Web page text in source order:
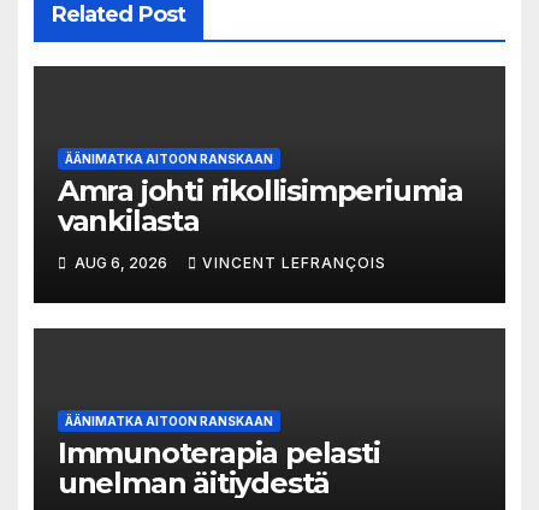
Related Post
ÄÄNIMATKA AITOON RANSKAAN
Amra johti rikollisimperiumia
vankilasta
AUG 6, 2026 VINCENT LEFRANÇOIS
ÄÄNIMATKA AITOON RANSKAAN
Immunoterapia pelasti
unelman äitiydestä